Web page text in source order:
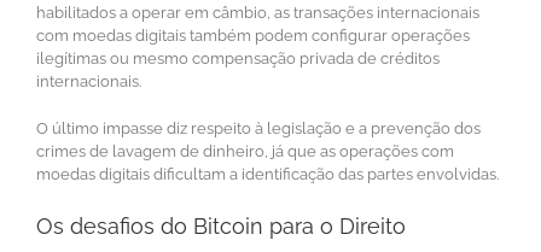
habilitados a operar em câmbio, as transações internacionais
com moedas digitais também podem configurar operações
ilegítimas ou mesmo compensação privada de créditos
internacionais.
O último impasse diz respeito à legislação e a prevenção dos
crimes de lavagem de dinheiro, já que as operações com
moedas digitais dificultam a identificação das partes envolvidas.
Os desafios do Bitcoin para o Direito